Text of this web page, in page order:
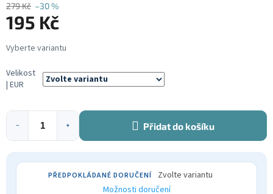
279 Kč –30 %
195 Kč
Měrná
cena:
Velikost
| EUR
+
− Přidat do košíku
Zvolte variantu
Možnosti doručení